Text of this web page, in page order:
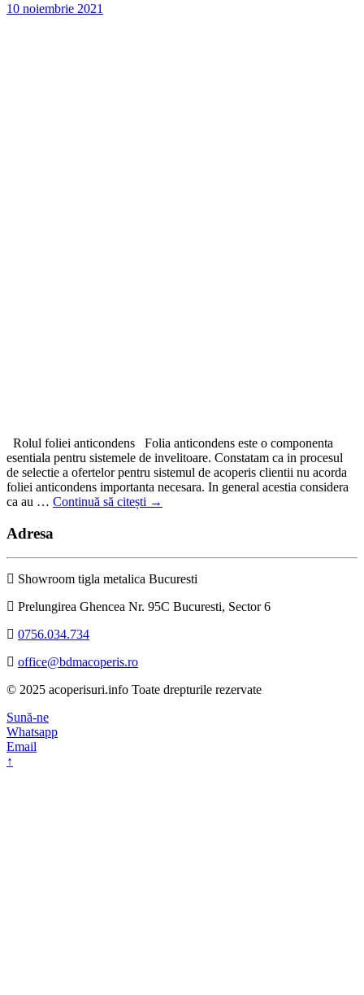
10 noiembrie 2021
Rolul foliei anticondens Folia anticondens este o componenta
esentiala pentru sistemele de invelitoare. Constatam ca in procesul
de selectie a ofertelor pentru sistemul de acoperis clientii nu acorda
foliei anticondens importanta necesara. In general acestia considera
ca au … Continuă să citești →
Adresa
Showroom tigla metalica Bucuresti
Prelungirea Ghencea Nr. 95C Bucuresti, Sector 6
0756.034.734
office@bdmacoperis.ro
© 2025 acoperisuri.info Toate drepturile rezervate
Sună-ne
Whatsapp
Email
↑